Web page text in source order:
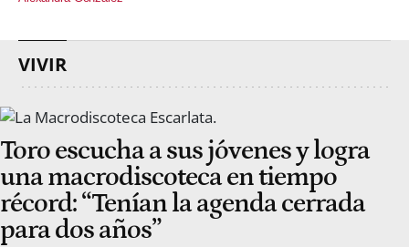
VIVIR
Toro escucha a sus jóvenes y logra
una macrodiscoteca en tiempo
récord: “Tenían la agenda cerrada
para dos años”